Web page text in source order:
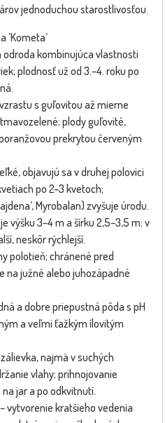
jednoduchou starostlivosťou.
’Kometa’
kombinujúca vlastnosti
plodnosť už od 3.–4. roku po
s guľovitou až mierne
plody guľovité,
prekrytou červeným
objavujú sa v druhej polovici
po 2–3 kvetoch;
Myrobalan) zvyšuje úrodu.
výšku 3–4 m a šírku 2,5–3,5 m; v
neskôr rýchlejší.
polotieň; chránené pred
na južné alebo juhozápadné
a dobre priepustná pôda s pH
a veľmi ťažkým ílovitým
najmä v suchých
vlahy; prihnojovanie
jar a po odkvitnutí.
vytvorenie kratšieho vedenia